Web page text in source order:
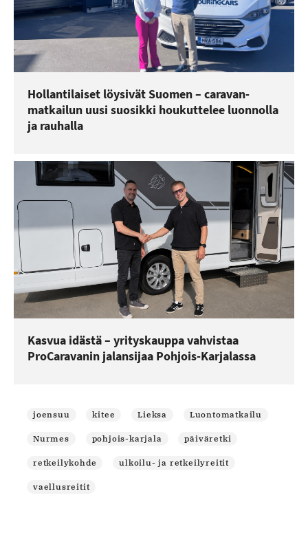
Hollantilaiset löysivät Suomen – caravan-
matkailun uusi suosikki houkuttelee luonnolla
ja rauhalla
Kasvua idästä – yrityskauppa vahvistaa
ProCaravanin jalansijaa Pohjois-Karjalassa
joensuu kitee Lieksa Luontomatkailu
Nurmes pohjois-karjala päiväretki
retkeilykohde ulkoilu- ja retkeilyreitit
vaellusreitit